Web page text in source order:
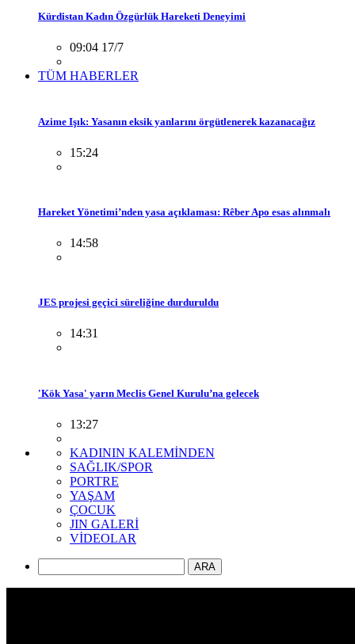
Kürdistan Kadın Özgürlük Hareketi Deneyimi
09:04 17/7
TÜM HABERLER
Azime Işık: Yasanın eksik yanlarını örgütlenerek kazanacağız
15:24
Hareket Yönetimi’nden yasa açıklaması: Rêber Apo esas alınmalı
14:58
JES projesi geçici süreliğine durduruldu
14:31
'Kök Yasa' yarın Meclis Genel Kurulu’na gelecek
13:27
KADININ KALEMİNDEN
SAĞLIK/SPOR
PORTRE
YAŞAM
ÇOCUK
JIN GALERİ
VİDEOLAR
ARA